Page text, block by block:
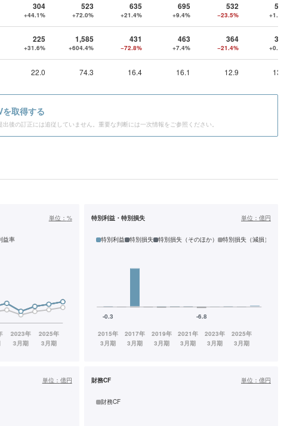
304
+44.1%
523
+72.0%
635
+21.4%
695
+9.4%
532
−23.5%
541
+1.7%
225
+31.6%
1,585
+604.4%
431
−72.8%
463
+7.4%
364
−21.4%
365
+0.3%
22.0 74.3 16.4 16.1 12.9 13.3
取得する
後の訂正には追従していません。重要な判断には一次情報をご参照ください。
単位： %
益率
特別利益・特別損失 単位： 億円
特別利益 特別損失 特別損失（そのほか） 特別損失（減損）
単位： 億円 財務CF 単位： 億円
財務CF